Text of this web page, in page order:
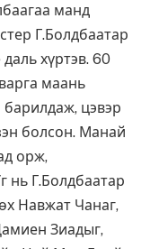
манд
Г.Болдбаатар
хүртэв. 60
маань
цэвэр
болсон. Манай
орж,
нь Г.Болдбаатар
Навжат Чанаг,
Зиадыг,